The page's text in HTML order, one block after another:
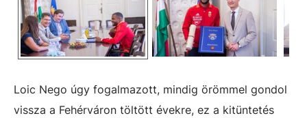
Loic Nego úgy fogalmazott, mindig örömmel gondol
vissza a Fehérváron töltött évekre, ez a kitüntetés